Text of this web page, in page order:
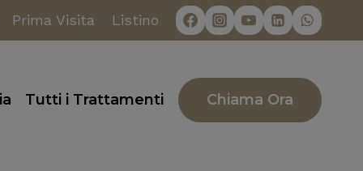
Prima Visita Listino
Tutti i Trattamenti Chiama Ora